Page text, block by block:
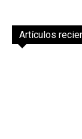
Artículos